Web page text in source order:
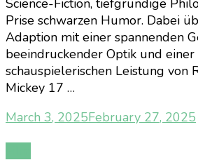
Science-Fiction, tiefgründige
Prise schwarzen Humor. Dabei
Adaption mit einer spannenden
beeindruckender Optik und
schauspielerischen Leistung von
Mickey 17 …
March 3, 2025February 27, 2025